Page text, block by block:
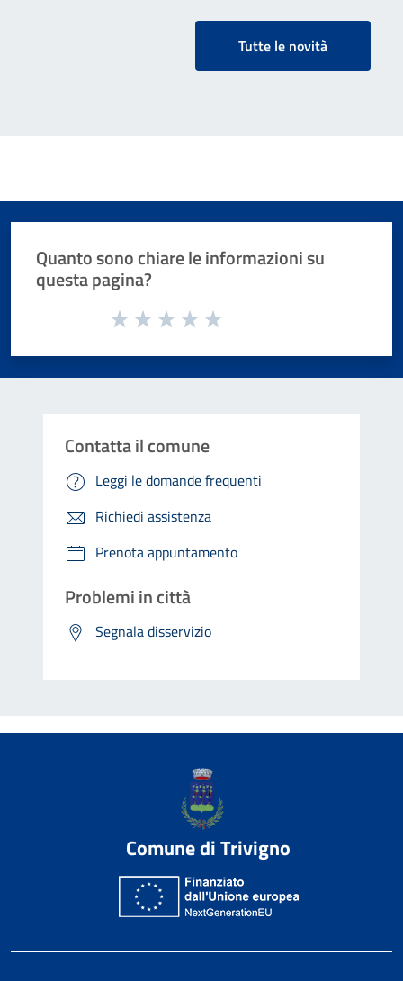
propria carta regionale dei servizi o qualsiasi
altra carta nazionale dei serviziTutte le novità
Quanto sono chiare le informazioni su
questa pagina?
Valuta da 1 a 5 stelle la pagina
Contatta il comune
Leggi le domande frequenti
Richiedi assistenza
Prenota appuntamento
Problemi in città
Segnala disservizio
Comune di Trivigno